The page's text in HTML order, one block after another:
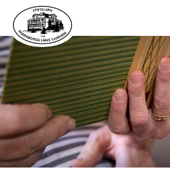
huvudinnehållet
Meny
Start
Om Stiftelsen
Historia
Styrelsen
För anhöriga
Kontakt Stiftelsen Skaraborgs läns